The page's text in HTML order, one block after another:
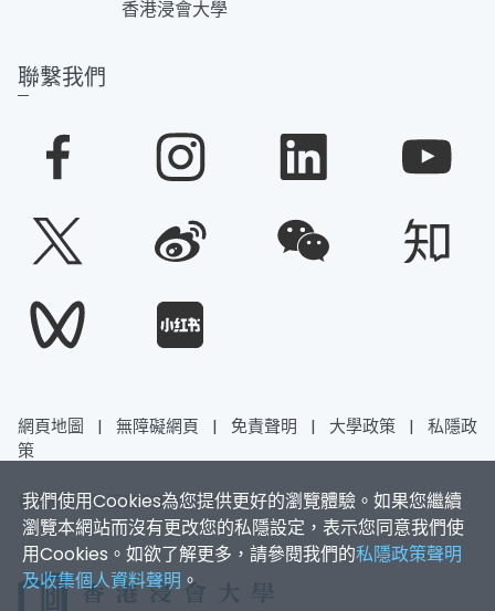
我們使用Cookies為您提供更好的瀏覽體驗。如果您繼續
瀏覽本網站而沒有更改您的私隱設定，表示您同意我們使
用Cookies。如欲了解更多，請參閱我們的私隱政策聲明
及收集個人資料聲明 。
香港浸會大學
聯繫我們
網頁地圖 | 無障礙網頁 | 免責聲明 | 大學政策 |
私隱政
策
香港浸會大學 版權所有 © 2026